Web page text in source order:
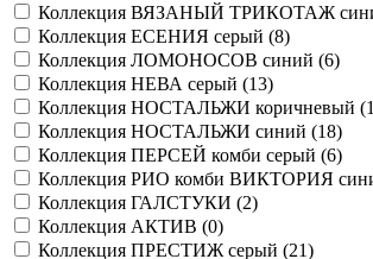
Коллекция ВЯЗАНЫЙ ТРИКОТАЖ
Коллекция ЕСЕНИЯ серый (8)
Коллекция ЛОМОНОСОВ синий (6)
Коллекция НЕВА серый (13)
Коллекция НОСТАЛЬЖИ коричневый (
Коллекция НОСТАЛЬЖИ синий (18)
Коллекция ПЕРСЕЙ комби серый (6)
Коллекция РИО комби ВИКТОРИЯ
Коллекция ГАЛСТУКИ (2)
Коллекция АКТИВ (0)
Коллекция ПРЕСТИЖ серый (21)